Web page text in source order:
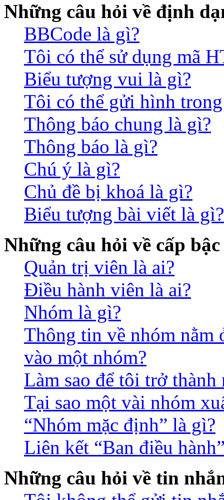
Những câu hỏi về định
BBCode là gì?
Tôi có thể sử dụng mã
Biểu tượng vui là gì?
Tôi có thể gửi hình
Thông báo chung là gì?
Thông báo là gì?
Chú ý là gì?
Chủ đề bị khoá là gì?
Biểu tượng bài viết là gì?
Những câu hỏi về cấp
Quản trị viên là ai?
Điều hành viên là ai?
Nhóm là gì?
Thông tin về nhóm nằm
vào một nhóm?
Làm sao để tôi trở
Tại sao một vài nhóm
“Nhóm mặc định” là gì?
Liên kết “Ban điều
Những câu hỏi về tin